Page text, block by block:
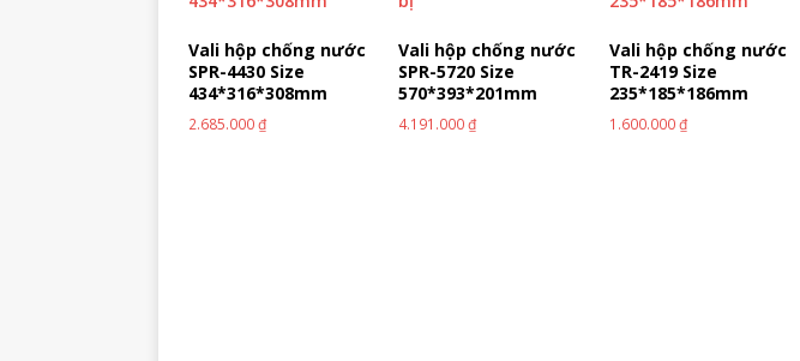
Vali hộp chống nước
SPR-4430 Size
434*316*308mm
2.685.000₫
Vali hộp chống nước
SPR-5720 Size
570*393*201mm
4.191.000₫
Vali hộp chống nước
TR-2419 Size
235*185*186mm
1.600.000₫